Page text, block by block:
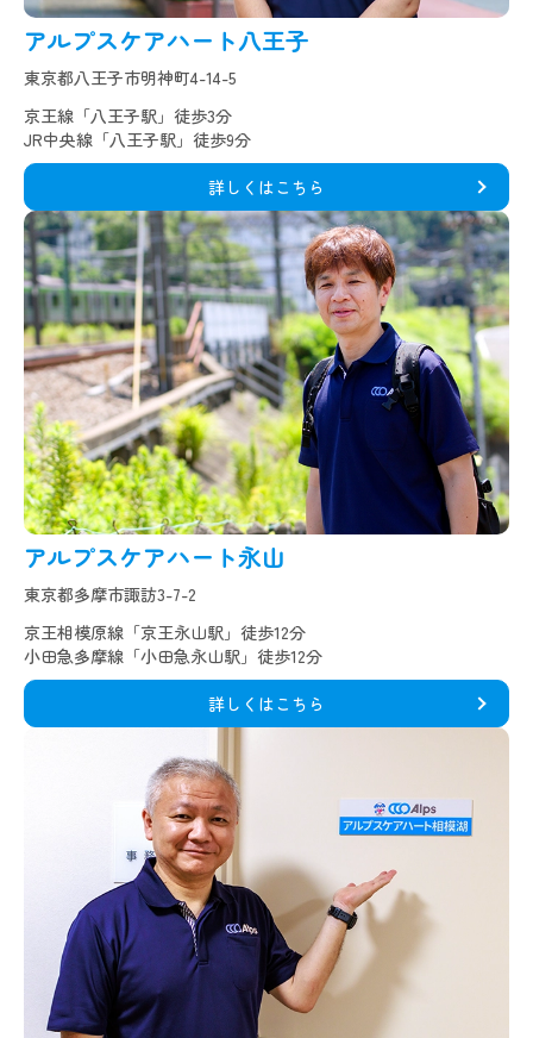
アルプスケアハート八王子
東京都八王子市明神町4-14-5
京王線「八王子駅」徒歩3分
JR中央線「八王子駅」徒歩9分
詳しくはこちら
アルプスケアハート永山
東京都多摩市諏訪3-7-2
京王相模原線「京王永山駅」徒歩12分
小田急多摩線「小田急永山駅」徒歩12分
詳しくはこちら